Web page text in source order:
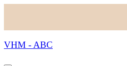
VHM - ABC